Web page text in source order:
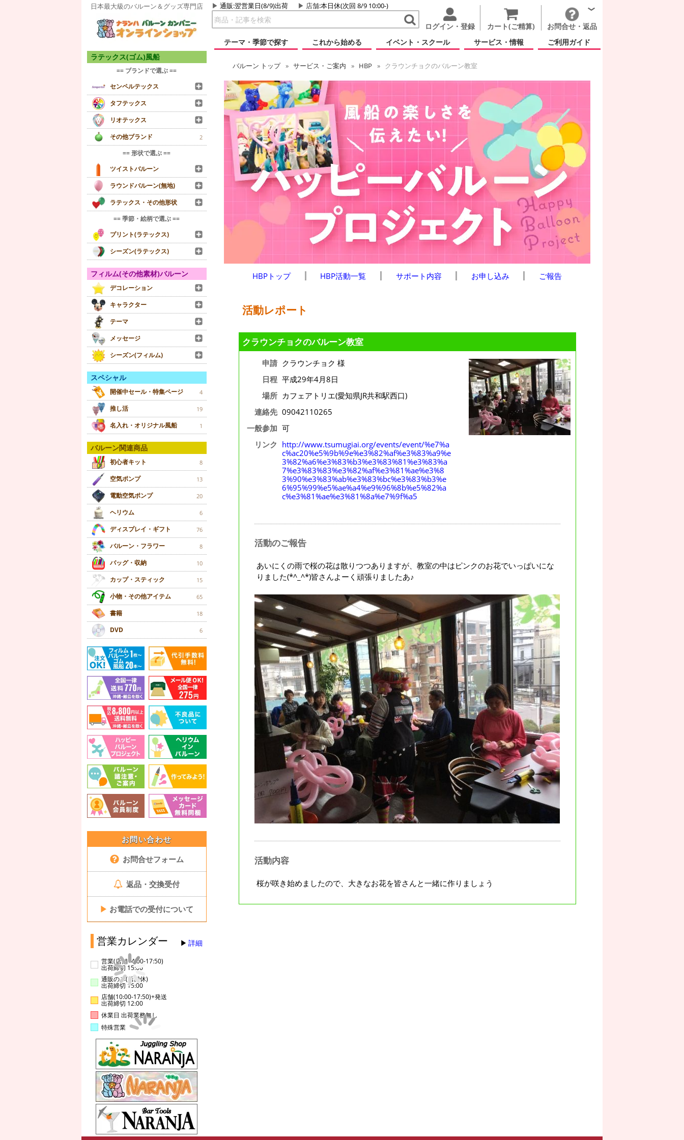
日本最大級のバルーン＆グッズ専門店 通販:翌営業日(8/9)出荷 店舗:本日休(次回 8/9 10:00-)
ログイン・登録 カート(ご精算)
お問合せ・返品
テーマ・季節で探す
これから始める イベント・スクール サービス・情報 ご利用ガイド
ラテックス(ゴム)風船
== ブランドで選ぶ ==
センペルテックス
タフテックス
リオテックス
その他ブランド
2
== 形状で選ぶ ==
ツイストバルーン
ラウンドバルーン(無地)
ラテックス・その他形状
== 季節・絵柄で選ぶ ==
プリント(ラテックス)
シーズン(ラテックス)
フィルム(その他素材)バルーン
デコレーション
キャラクター
テーマ
メッセージ
シーズン(フィルム)
スペシャル
開催中セール・特集ページ 4
推し活 19
名入れ・オリジナル風船 1
バルーン関連商品
初心者キット 8
空気ポンプ 13
電動空気ポンプ 20
ヘリウム 6
ディスプレイ・ギフト 76
バルーン・フラワー 8
バッグ・収納 10
カップ・スティック 15
小物・その他アイテム 65
書籍 18
DVD 6
お問い合わせ
お問合せフォーム
返品・交換受付
▶ お電話での受付について
営業カレンダー 詳細
営業(店舗14:00-17:50)
出荷締切 15:00
通販のみ(店舗休)
出荷締切 15:00
店舗(10:00-17:50)+発送
出荷締切 12:00
休業日 出荷業務無し
特殊営業
バルーン トップ サービス・ご案内 HBP クラウンチョクのバルーン教室
HBPトップ HBP活動一覧 サポート内容 お申し込み ご報告
活動レポート
クラウンチョクのバルーン教室
申請 クラウンチョク 様
日程 平成29年4月8日
場所 カフェアトリエ(愛知県JR共和駅西口)
連絡先 09042110265
一般参加 可
リンク http://www.tsumugiai.org/events/event/%e7%a
c%ac20%e5%9b%9e%e3%82%af%e3%83%a9%e
3%82%a6%e3%83%b3%e3%83%81%e3%83%a
7%e3%83%83%e3%82%af%e3%81%ae%e3%8
3%90%e3%83%ab%e3%83%bc%e3%83%b3%e
6%95%99%e5%ae%a4%e9%96%8b%e5%82%a
c%e3%81%ae%e3%81%8a%e7%9f%a5
活動のご報告
あいにくの雨で桜の花は散りつつありますが、教室の中はピンクのお花でいっぱいにな
りました(*^_^*)皆さんよーく頑張りましたあ♪
活動内容
桜が咲き始めましたので、大きなお花を皆さんと一緒に作りましょう